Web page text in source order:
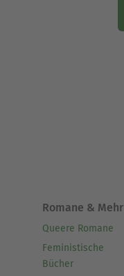
Romane & Mehr
Queere Romane
Feministische
Bücher